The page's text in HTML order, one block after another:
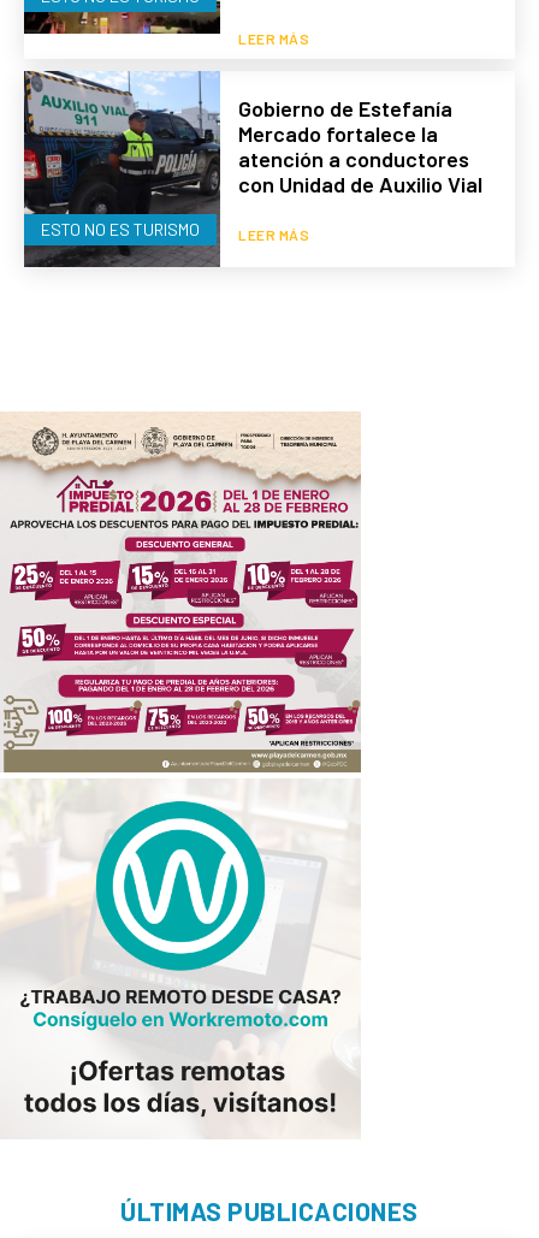
LEER MÁS
ESTO NO ES TURISMO
Gobierno de Estefanía
Mercado fortalece la
atención a conductores
con Unidad de Auxilio Vial
LEER MÁS
ÚLTIMAS PUBLICACIONES